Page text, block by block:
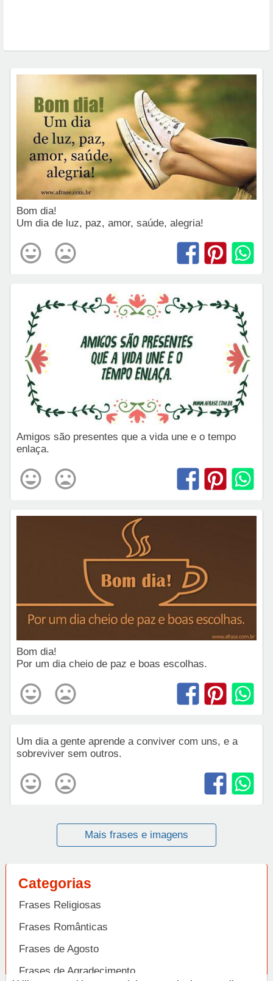
Bom dia!
Um dia de luz, paz, amor, saúde, alegria!
Amigos são presentes que a vida une e o tempo
enlaça.
Bom dia!
Por um dia cheio de paz e boas escolhas.
Um dia a gente aprende a conviver com uns, e a
sobreviver sem outros.
Mais frases e imagens
Categorias
Frases Religiosas
Frases Românticas
Frases de Agosto
Frases de Agradecimento